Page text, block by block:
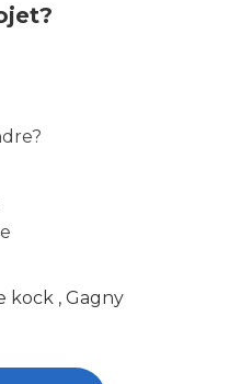
kock , Gagny